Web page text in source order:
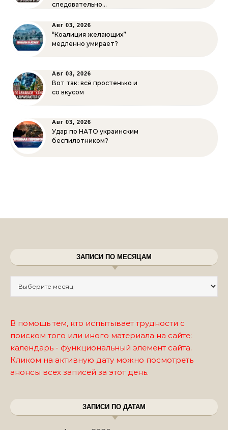
следовательно…
Авг 03, 2026
“Коалиция желающих”
медленно умирает?
Авг 03, 2026
Вот так: всё простенько и
со вкусом
Авг 03, 2026
Удар по НАТО украинским
беспилотником?
ЗАПИСИ ПО МЕСЯЦАМ
В помощь тем, кто испытывает трудности с
поиском того или иного материала на сайте:
календарь - функциональный элемент сайта.
Кликом на активную дату можно посмотреть
анонсы всех записей за этот день.
ЗАПИСИ ПО ДАТАМ